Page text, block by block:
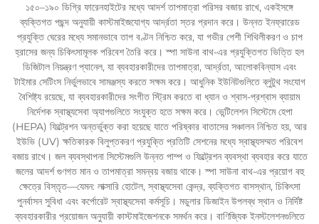
১৫০–১৯০ ডিগ্রি ফারেনহাইটের মধ্যে আদর্শ তাপমাত্রা পরিসর বজায় রাখে, একইসঙ্গে
ব্যক্তিগত পছন্দ অনুযায়ী কাস্টমাইজযোগ্য আর্দ্রতা স্তর প্রদান করে। উন্নত ইনফ্রারেড
প্রযুক্তি ঘেরের মধ্যে সমানভাবে তাপ বণ্টন নিশ্চিত করে, যা গভীর পেশী শিথিলীকরণ ও চাপ
হ্রাসের জন্য চিকিৎসামূলক পরিবেশ তৈরি করে। স্পা সাউনা বাথ-এর প্রযুক্তিগত ভিত্তি হল
ডিজিটাল নিয়ন্ত্রণ প্যানেল, যা ব্যবহারকারীদের তাপমাত্রা, আর্দ্রতা, আলোকবিন্যাস এবং
টাইমার সেটিংস নির্ভুলভাবে সামঞ্জস্য করতে সক্ষম করে। আধুনিক ইউনিটগুলিতে ব্লুটুথ সংযোগ
বৈশিষ্ট্য রয়েছে, যা ব্যবহারকারীদের সংগীত স্ট্রিম করতে বা ধ্যান ও শ্বাস-প্রশ্বাস ব্যায়াম
নির্দেশক স্বাস্থ্যসেবা অ্যাপগুলিতে সংযুক্ত হতে সক্ষম করে। ভেন্টিলেশন সিস্টেমে হেপা
(HEPA) ফিল্ট্রেশন অন্তর্ভুক্ত করা হয়েছে যাতে পরিষ্কার বাতাসের সঞ্চালন নিশ্চিত হয়, আর
ইউভি (UV) ক্ষতিকারক বিলুপ্তকরণ প্রযুক্তি প্রতিটি সেশনের মধ্যে স্বাস্থ্যসম্মত পরিবেশ
বজায় রাখে। জল ব্যবস্থাপনা সিস্টেমগুলি উন্নত পাম্প ও ফিল্ট্রেশন ব্যবস্থা ব্যবহার করে যাতে
জলের আদর্শ গুণগত মান ও তাপমাত্রা সমন্বয় বজায় থাকে। স্পা সাউনা বাথ-এর প্রয়োগ বহু
ক্ষেত্রে বিস্তৃত—যেমন: লাক্সারি হোটেল, স্বাস্থ্যসেবা কেন্দ্র, ব্যক্তিগত বাসস্থান, চিকিৎসা
পুনর্বাসন সুবিধা এবং কর্পোরেট স্বাস্থ্যসেবা কর্মসূচি। মডুলার ডিজাইন উপলব্ধ স্থান ও নির্দিষ্ট
ব্যবহারকারীর প্রয়োজন অনুযায়ী কাস্টমাইজেশনকে সমর্থন করে। বাণিজ্যিক ইনস্টলেশনগুলিতে